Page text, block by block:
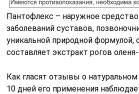
Пантофлекс – наружное средство
заболеваний суставов,
уникальной природной формулой,
составляет экстракт рогов
Как гласят отзывы о натуральном
10 дней его применения